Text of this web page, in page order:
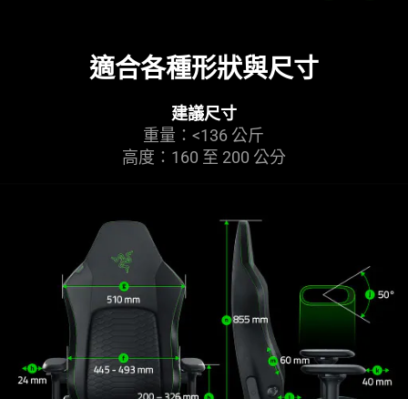
適合各種形狀與尺寸
建議尺寸
重量：<136 公斤
高度：160 至 200 公分